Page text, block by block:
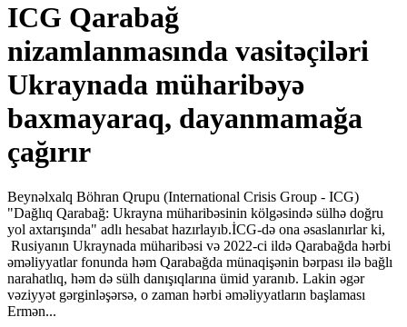
ICG Qarabağ
nizamlanmasında vasitəçiləri
Ukraynada müharibəyə
baxmayaraq, dayanmamağa
çağırır
Beynəlxalq Böhran Qrupu (International Crisis Group - ICG)
"Dağlıq Qarabağ: Ukrayna müharibəsinin kölgəsində sülhə doğru
yol axtarışında" adlı hesabat hazırlayıb.İCG-də ona əsaslanırlar ki,
Rusiyanın Ukraynada müharibəsi və 2022-ci ildə Qarabağda hərbi
əməliyyatlar fonunda həm Qarabağda münaqişənin bərpası ilə bağlı
narahatlıq, həm də sülh danışıqlarına ümid yaranıb. Lakin əgər
vəziyyət gərginləşərsə, o zaman hərbi əməliyyatların başlaması
Ermən...